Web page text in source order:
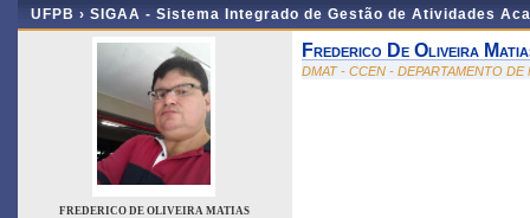
UFPB › SIGAA - Sistema Integrado de Gestão de Atividades
FREDERICO DE OLIVEIRA MATIAS
Frederico De Oliveira
DMAT - CCEN - DEPARTAMENTO DE